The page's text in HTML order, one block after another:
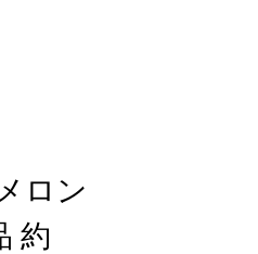
ロン
約